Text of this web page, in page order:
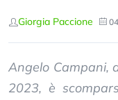
Giorgia Paccione
Angelo Campani,
2023, è